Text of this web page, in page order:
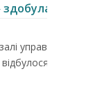
...
управління